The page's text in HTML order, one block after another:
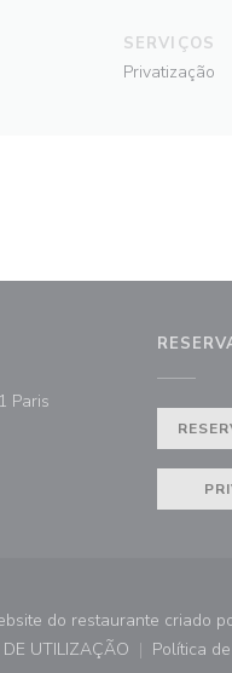
SERVIÇOS
Privatização
Paris
do restaurante criado
janela))
UTILIZAÇÃO
((abre numa nova janela))
Política